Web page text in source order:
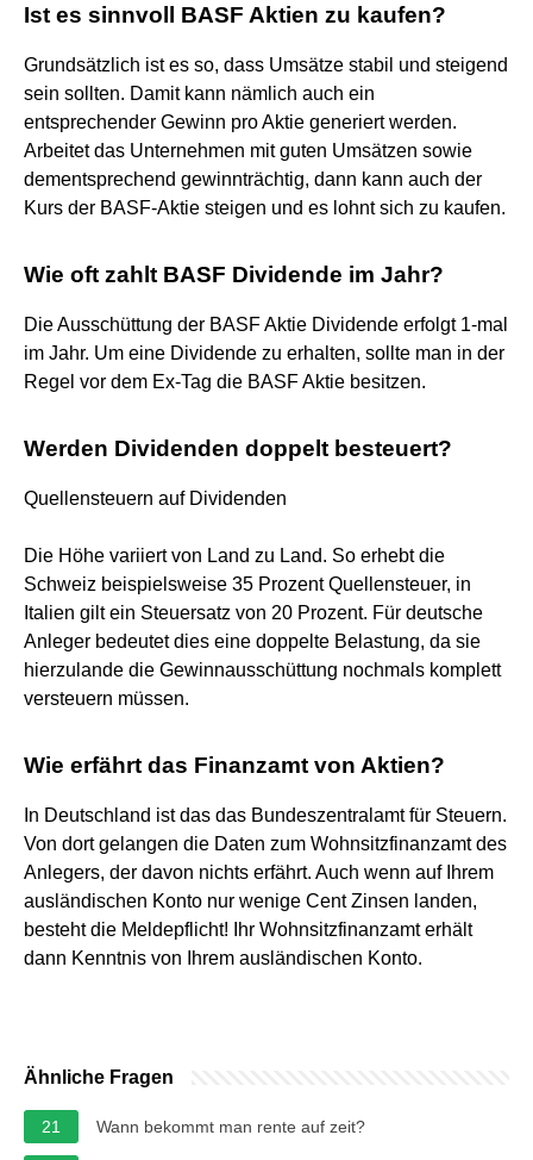
Ist es sinnvoll BASF Aktien zu kaufen?
Grundsätzlich ist es so, dass Umsätze stabil und steigend
sein sollten. Damit kann nämlich auch ein
entsprechender Gewinn pro Aktie generiert werden.
Arbeitet das Unternehmen mit guten Umsätzen sowie
dementsprechend gewinnträchtig, dann kann auch der
Kurs der BASF-Aktie steigen und es lohnt sich zu kaufen.
Wie oft zahlt BASF Dividende im Jahr?
Die Ausschüttung der BASF Aktie Dividende erfolgt 1-mal
im Jahr. Um eine Dividende zu erhalten, sollte man in der
Regel vor dem Ex-Tag die BASF Aktie besitzen.
Werden Dividenden doppelt besteuert?
Quellensteuern auf Dividenden
Die Höhe variiert von Land zu Land. So erhebt die
Schweiz beispielsweise 35 Prozent Quellensteuer, in
Italien gilt ein Steuersatz von 20 Prozent. Für deutsche
Anleger bedeutet dies eine doppelte Belastung, da sie
hierzulande die Gewinnausschüttung nochmals komplett
versteuern müssen.
Wie erfährt das Finanzamt von Aktien?
In Deutschland ist das das Bundeszentralamt für Steuern.
Von dort gelangen die Daten zum Wohnsitzfinanzamt des
Anlegers, der davon nichts erfährt. Auch wenn auf Ihrem
ausländischen Konto nur wenige Cent Zinsen landen,
besteht die Meldepflicht! Ihr Wohnsitzfinanzamt erhält
dann Kenntnis von Ihrem ausländischen Konto.
Ähnliche Fragen
21 Wann bekommt man rente auf zeit?